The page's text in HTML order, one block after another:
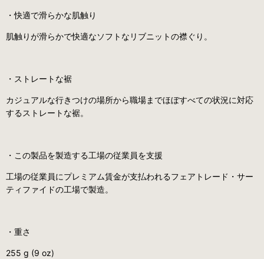
・快適で滑らかな肌触り
肌触りが滑らかで快適なソフトなリブニットの襟ぐり。
・ストレートな裾
カジュアルな行きつけの場所から職場までほぼすべての状況に対応
するストレートな裾。
・この製品を製造する工場の従業員を支援
工場の従業員にプレミアム賃金が支払われるフェアトレード・サー
ティファイドの工場で製造。
・重さ
255 g (9 oz)